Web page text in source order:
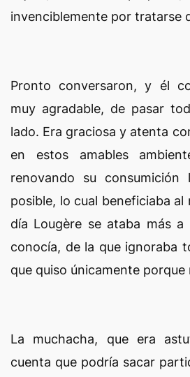
invenciblemente por tratarse
Pronto conversaron, y él
muy agradable, de pasar
lado. Era graciosa y atenta
en estos amables
renovando su
posible, lo cual beneficiaba al
día Lougère se ataba más
conocía, de la que ignoraba
que quiso únicamente porque
La muchacha, que era
cuenta que podría sacar